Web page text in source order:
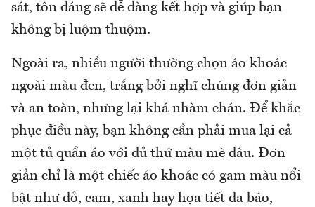
sát, tôn dáng sẽ dễ dàng kết hợp và giúp bạn
không bị luộm thuộm.
Ngoài ra, nhiều người thường chọn áo khoác
ngoài màu đen, trắng bởi nghĩ chúng đơn giản
và an toàn, nhưng lại khá nhàm chán. Để khắc
phục điều này, bạn không cần phải mua lại cả
một tủ quần áo với đủ thứ màu mè đâu. Đơn
giản chỉ là một chiếc áo khoác có gam màu nổi
bật như đỏ, cam, xanh hay họa tiết da báo,